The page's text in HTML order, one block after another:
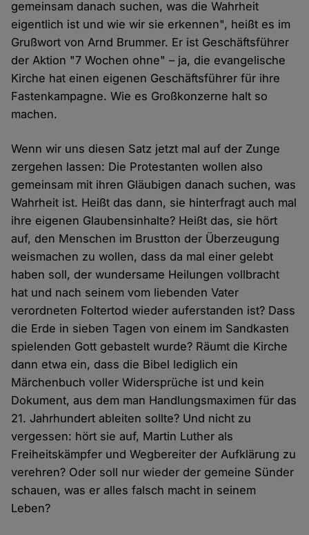
gemeinsam danach suchen, was die Wahrheit
eigentlich ist und wie wir sie erkennen", heißt es im
Grußwort von Arnd Brummer. Er ist Geschäftsführer
der Aktion "7 Wochen ohne" – ja, die evangelische
Kirche hat einen eigenen Geschäftsführer für ihre
Fastenkampagne. Wie es Großkonzerne halt so
machen.
Wenn wir uns diesen Satz jetzt mal auf der Zunge
zergehen lassen: Die Protestanten wollen also
gemeinsam mit ihren Gläubigen danach suchen, was
Wahrheit ist. Heißt das dann, sie hinterfragt auch mal
ihre eigenen Glaubensinhalte? Heißt das, sie hört
auf, den Menschen im Brustton der Überzeugung
weismachen zu wollen, dass da mal einer gelebt
haben soll, der wundersame Heilungen vollbracht
hat und nach seinem vom liebenden Vater
verordneten Foltertod wieder auferstanden ist? Dass
die Erde in sieben Tagen von einem im Sandkasten
spielenden Gott gebastelt wurde? Räumt die Kirche
dann etwa ein, dass die Bibel lediglich ein
Märchenbuch voller Widersprüche ist und kein
Dokument, aus dem man Handlungsmaximen für das
21. Jahrhundert ableiten sollte? Und nicht zu
vergessen: hört sie auf, Martin Luther als
Freiheitskämpfer und Wegbereiter der Aufklärung zu
verehren? Oder soll nur wieder der gemeine Sünder
schauen, was er alles falsch macht in seinem
Leben?